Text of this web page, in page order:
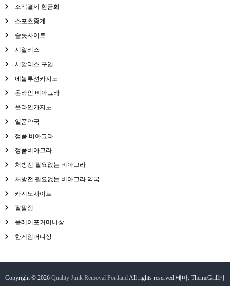
소액결제 현금화
스포츠중계
슬롯사이트
시알리스
시알리스 구입
에볼루션카지노
온라인 비아그라
온라인카지노
일품약국
정품 비아그라
정품비아그라
처방전 필요없는 비아그라
처방전 필요없는 비아그라 약국
카지노사이트
팔팔정
플레이포커머니상
한게임머니상
Copyright © 2026 Quality Junk Removal PortlandAll rights reserved.테마: ThemeGrill의